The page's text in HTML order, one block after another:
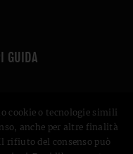
GUIDA
cookie o tecnologie simili
anche per altre finalità
rifiuto del consenso può